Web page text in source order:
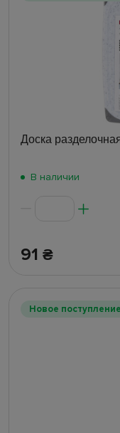
Доска
В наличии
91 ₴
Новое поступление